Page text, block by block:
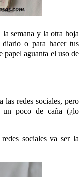
la semana y la otra hoja
o para hacer tus
papel aguanta el uso de
las redes sociales, pero
un poco de caña (¿lo
sociales va ser la